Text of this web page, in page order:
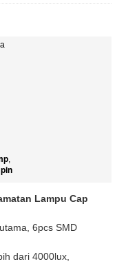
,
Lampu Cap
6pcs SMD
dari 4000lux,